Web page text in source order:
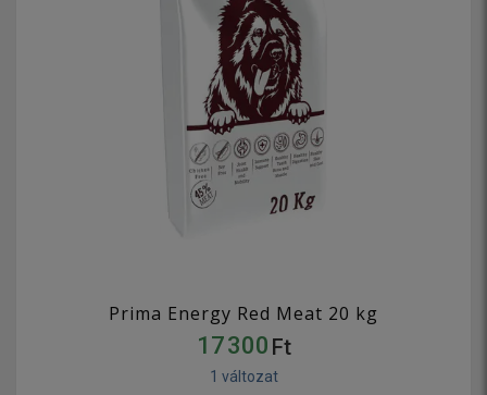
Prima Energy Red Meat 20 kg
17 300 Ft
1 változat